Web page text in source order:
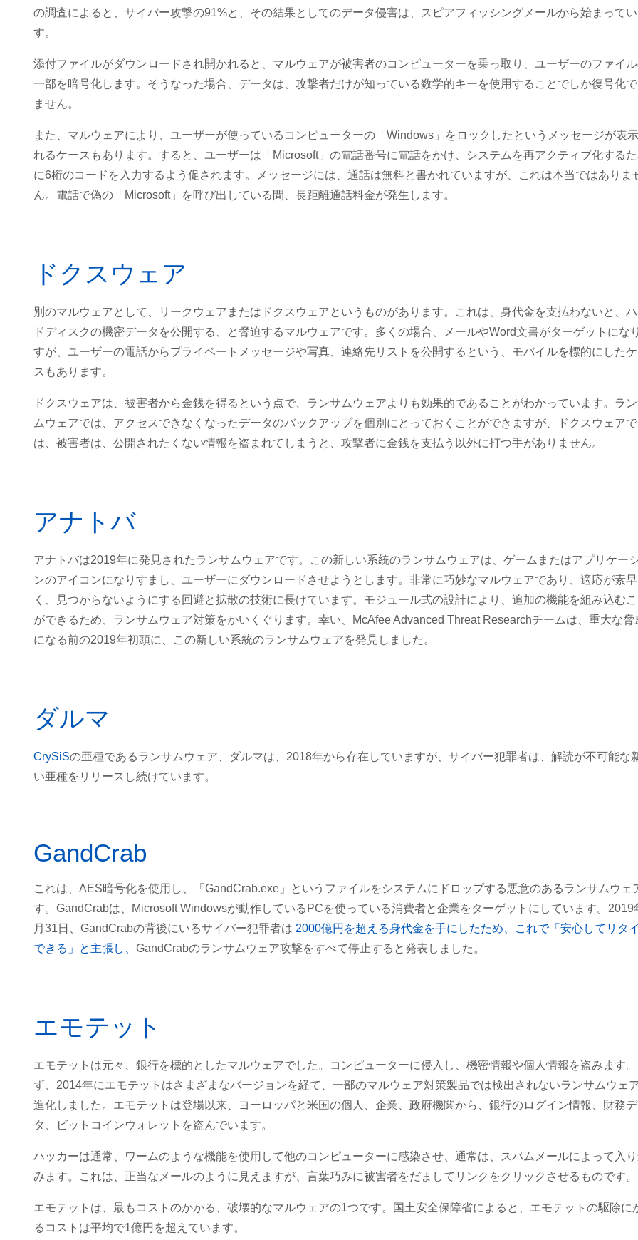
の調査によると、サイバー攻撃の91%と、その結果としてのデータ侵害は、スピアフィッシングメールから始まってい
す。
添付ファイルがダウンロードされ開かれると、マルウェアが被害者のコンピューターを乗っ取り、ユーザーのファイ
一部を暗号化します。そうなった場合、データは、攻撃者だけが知っている数学的キーを使用することでしか復号化で
ません。
また、マルウェアにより、ユーザーが使っているコンピューターの「Windows」をロックしたというメッセージが表
れるケースもあります。すると、ユーザーは「Microsoft」の電話番号に電話をかけ、システムを再アクティブ化する
に6桁のコードを入力するよう促されます。メッセージには、通話は無料と書かれていますが、これは本当ではありま
ん。電話で偽の「Microsoft」を呼び出している間、長距離通話料金が発生します。
ドクスウェア
別のマルウェアとして、リークウェアまたはドクスウェアというものがあります。これは、身代金を支払わないと、
ドディスクの機密データを公開する、と脅迫するマルウェアです。多くの場合、メールやWord文書がターゲットにな
すが、ユーザーの電話からプライベートメッセージや写真、連絡先リストを公開するという、モバイルを標的にした
スもあります。
ドクスウェアは、被害者から金銭を得るという点で、ランサムウェアよりも効果的であることがわかっています。ラ
ムウェアでは、アクセスできなくなったデータのバックアップを個別にとっておくことができますが、ドクスウェアで
は、被害者は、公開されたくない情報を盗まれてしまうと、攻撃者に金銭を支払う以外に打つ手がありません。
アナトバ
アナトバは2019年に発見されたランサムウェアです。この新しい系統のランサムウェアは、ゲームまたはアプリケー
ンのアイコンになりすまし、ユーザーにダウンロードさせようとします。非常に巧妙なマルウェアであり、適応が素早
く、見つからないようにする回避と拡散の技術に長けています。モジュール式の設計により、追加の機能を組み込むこ
ができるため、ランサムウェア対策をかいくぐります。幸い、McAfee Advanced Threat Researchチームは、重大な脅
になる前の2019年初頭に、この新しい系統のランサムウェアを発見しました。
ダルマ
CrySiSの亜種であるランサムウェア、ダルマは、2018年から存在していますが、サイバー犯罪者は、解読が不可能な
い亜種をリリースし続けています。
GandCrab
これは、AES暗号化を使用し、「GandCrab.exe」というファイルをシステムにドロップする悪意のあるランサムウェ
す。GandCrabは、Microsoft Windowsが動作しているPCを使っている消費者と企業をターゲットにしています。2019
月31日、GandCrabの背後にいるサイバー犯罪者は 2000億円を超える身代金を手にしたため、これで「安心してリタ
できる」と主張し、 GandCrabのランサムウェア攻撃をすべて停止すると発表しました。
エモテット
エモテットは元々、銀行を標的としたマルウェアでした。コンピューターに侵入し、機密情報や個人情報を盗みます。
ず、2014年にエモテットはさまざまなバージョンを経て、一部のマルウェア対策製品では検出されないランサムウェ
進化しました。エモテットは登場以来、ヨーロッパと米国の個人、企業、政府機関から、銀行のログイン情報、財務
タ、ビットコインウォレットを盗んでいます。
ハッカーは通常、ワームのような機能を使用して他のコンピューターに感染させ、通常は、スパムメールによって入
みます。これは、正当なメールのように見えますが、言葉巧みに被害者をだましてリンクをクリックさせるものです。
エモテットは、最もコストのかかる、破壊的なマルウェアの1つです。国土安全保障省によると、エモテットの駆除に
るコストは平均で1億円を超えています。